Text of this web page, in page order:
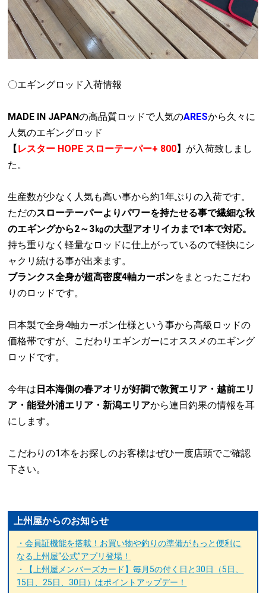
〇エギングロッド入荷情報
MADE IN JAPANの高品質ロッドで人気のARESから久々に
人気のエギングロッド
【 レスター HOPE スローテーパー+ 800】 が入荷致しまし
た。
生産数が少なく人気も高い事から約1年ぶりの入荷です。
ただのスローテーパーよりパワーを持たせる事で繊細な秋
のエギングから2～3㎏の大型アオリイカまで1本で対応。
持ち重りなく軽量なロッドに仕上がっているので軽快にシ
ャクリ続ける事が出来ます。
ブランクス全身が超高密度4軸カーボンをまとったこだわ
りのロッドです。
日本製で全身4軸カーボン仕様という事から高級ロッドの
価格帯ですが、こだわりエギンガーにオススメのエギング
ロッドです。
今年は 日本海側の春アオリが好調で敦賀エリア・越前エリ
ア・能登外浦エリア・新潟エリアから連日釣果の情報を耳
にします。
こだわりの1本をお探しのお客様はぜひ一度店頭でご確認
下さい。
上州屋からのお知らせ
・会員証機能を搭載！お買い物や釣りの準備がもっと便利に
なる上州屋“公式”アプリ登場！
・【上州屋メンバーズカード】毎月5の付く日と30日（5日、
15日、25日、30日）はポイントアップデー！